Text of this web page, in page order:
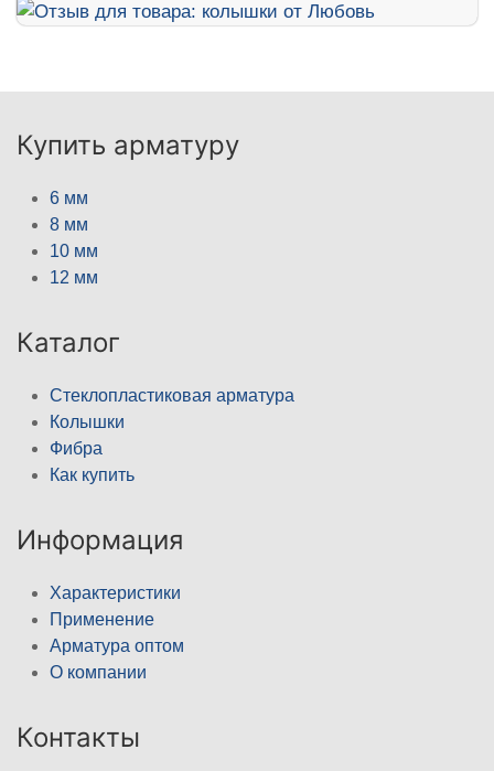
Купить арматуру
6 мм
8 мм
10 мм
12 мм
Каталог
Стеклопластиковая арматура
Колышки
Фибра
Как купить
Информация
Характеристики
Применение
Арматура оптом
О компании
Контакты